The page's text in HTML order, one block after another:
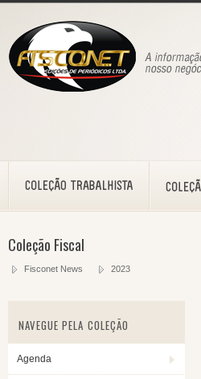
Coleção Fiscal
Fisconet News 2023
NAVEGUE PELA COLEÇÃO
Agenda